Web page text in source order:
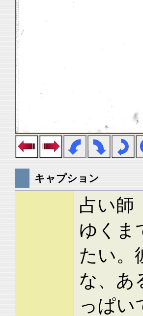
キャプション
占い師
ゆくま
たい。
な、あ
っぱい